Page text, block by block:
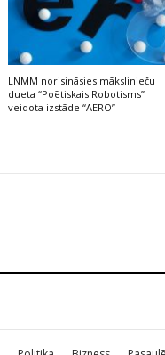
LNMM norisināsies mākslinieču
dueta “Poētiskais Robotisms”
veidota izstāde “AERO”